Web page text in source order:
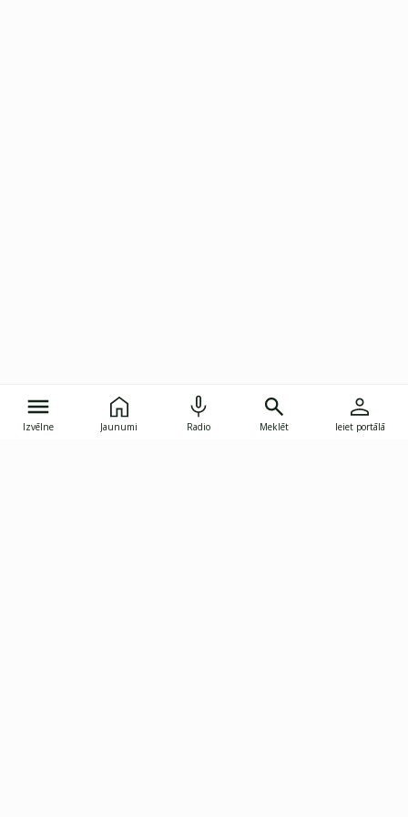
Izvēlne Jaunumi Radio Meklēt Ieiet portālā